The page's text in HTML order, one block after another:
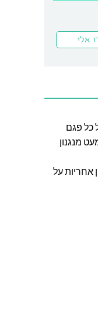
על כל פגם
מנגנון
אחריות על